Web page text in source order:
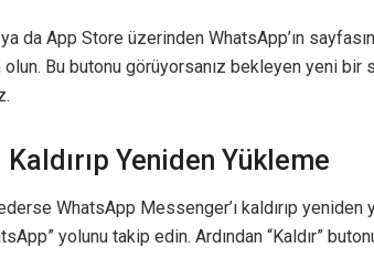
da App Store üzerinden WhatsApp’ın
olun. Bu butonu görüyorsanız bekleyen yeni bir
Kaldırıp Yeniden Yükleme
WhatsApp Messenger’ı kaldırıp yeniden
yolunu takip edin. Ardından “Kaldır”